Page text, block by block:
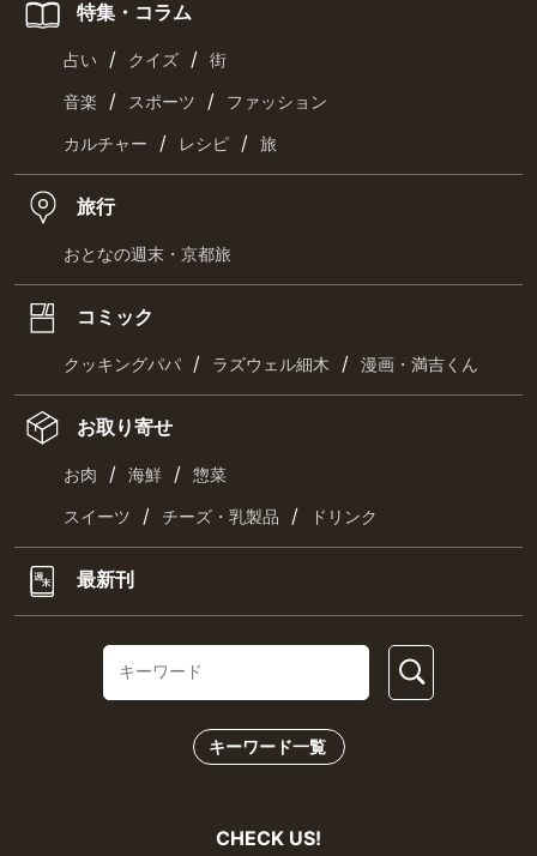
特集・コラム
占い / クイズ / 街
音楽 / スポーツ / ファッション
カルチャー / レシピ / 旅
旅行
おとなの週末・京都旅
コミック
クッキングパパ / ラズウェル細木 / 漫画・満吉くん
お取り寄せ
お肉 / 海鮮 / 惣菜
スイーツ / チーズ・乳製品 / ドリンク
最新刊
キーワード一覧
CHECK US!